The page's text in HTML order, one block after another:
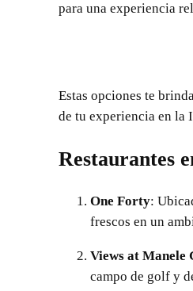
para una experiencia
Estas opciones te
de tu experiencia en la
Restaurantes
One Forty:
frescos en un
Views at Manele
campo de golf y